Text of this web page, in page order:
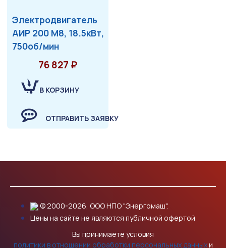
Электродвигатель
АИР 200 М8, 18.5кВт,
750об/мин
76 827 ₽
В КОРЗИНУ
ОТПРАВИТЬ ЗАЯВКУ
© 2000-2026, ООО НПО "Энергомаш".
Цены на сайте не являются публичной офертой
Вы принимаете условия
политики в отношении обработки персональных данныхи